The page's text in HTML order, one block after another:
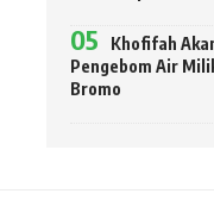
Khofifah
Pengebom Air
Bromo